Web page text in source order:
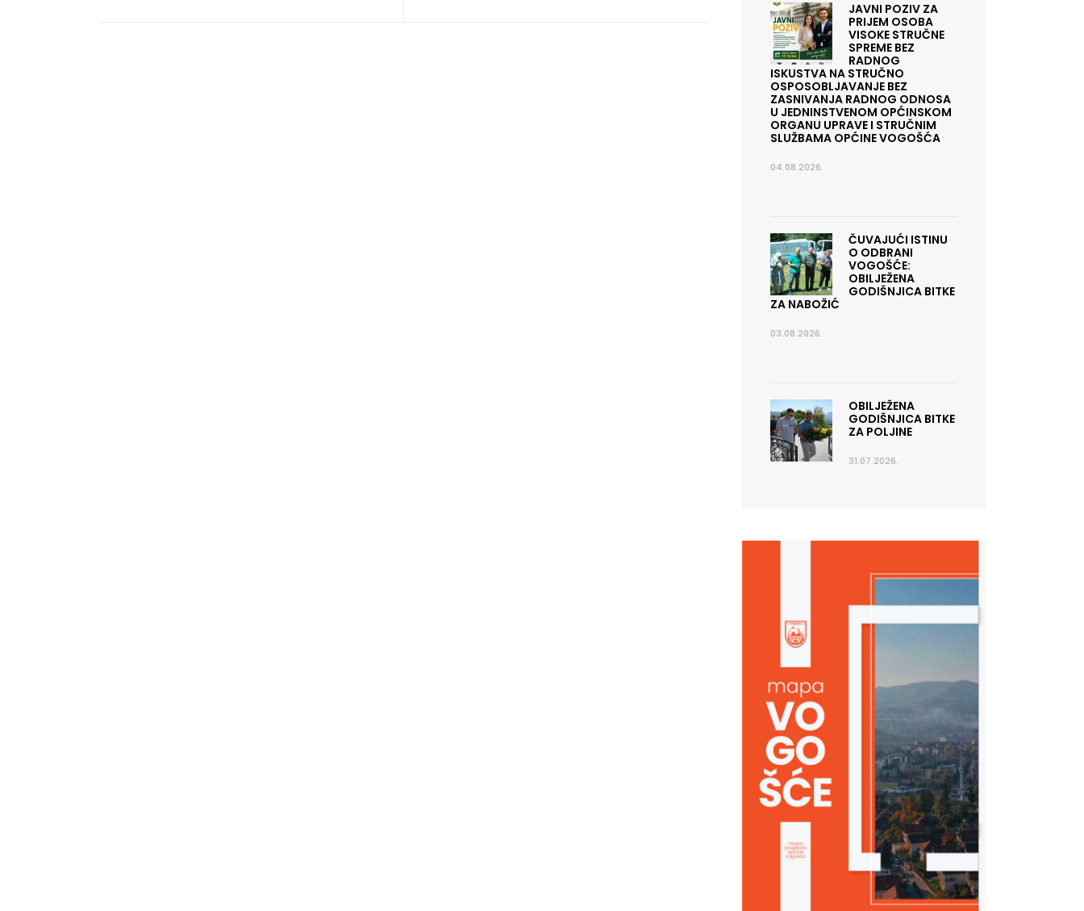
JAVNI POZIV ZA
PRIJEM OSOBA
VISOKE STRUČNE
SPREME BEZ
RADNOG
ISKUSTVA NA STRUČNO
OSPOSOBLJAVANJE BEZ
ZASNIVANJA RADNOG ODNOSA
U JEDNINSTVENOM OPĆINSKOM
ORGANU UPRAVE I STRUČNIM
SLUŽBAMA OPĆINE VOGOŠĆA
04.08.2026.
ČUVAJUĆI ISTINU
O ODBRANI
VOGOŠĆE:
OBILJEŽENA
GODIŠNJICA BITKE
ZA NABOŽIĆ
03.08.2026.
OBILJEŽENA
GODIŠNJICA BITKE
ZA POLJINE
31.07.2026.